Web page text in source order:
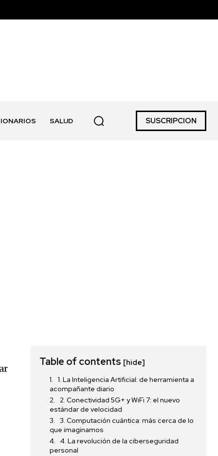
SALUD SUSCRIPCION
Table of contents [hide]
1. La Inteligencia Artificial: de herramienta a
acompañante diario
2. Conectividad 5G+ y WiFi 7: el nuevo
estándar de velocidad
3. Computación cuántica: más cerca de lo
que imaginamos
4. La revolución de la ciberseguridad
personal